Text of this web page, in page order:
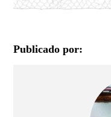
Publicado por: